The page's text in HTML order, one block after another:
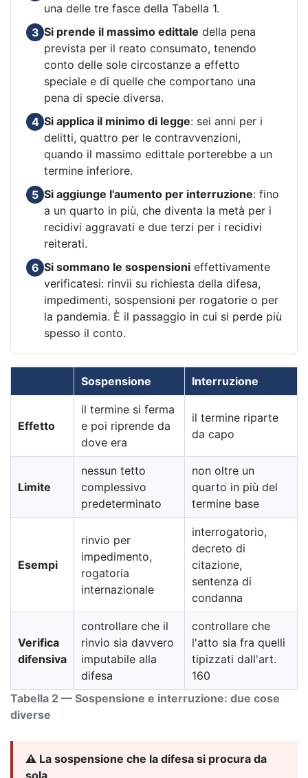
una delle tre fasce della Tabella 1.
3 Si prende il massimo edittale della pena
prevista per il reato consumato, tenendo
conto delle sole circostanze a effetto
speciale e di quelle che comportano una
pena di specie diversa.
4 Si applica il minimo di legge: sei anni per i
delitti, quattro per le contravvenzioni,
quando il massimo edittale porterebbe a un
termine inferiore.
5 Si aggiunge l'aumento per interruzione: fino
a un quarto in più, che diventa la metà per i
recidivi aggravati e due terzi per i recidivi
reiterati.
6 Si sommano le sospensioni effettivamente
verificatesi: rinvii su richiesta della difesa,
impedimenti, sospensioni per rogatorie o per
la pandemia. È il passaggio in cui si perde più
spesso il conto.
Tabella 2 — Sospensione e interruzione: due cose
diverse
Sospensione Interruzione
Effetto
il termine si ferma
e poi riprende da
dove era
il termine riparte
da capo
Limite
nessun tetto
complessivo
predeterminato
non oltre un
quarto in più del
termine base
Esempi
rinvio per
impedimento,
rogatoria
internazionale
interrogatorio,
decreto di
citazione,
sentenza di
condanna
Verifica
difensiva
controllare che il
rinvio sia davvero
imputabile alla
difesa
controllare che
l'atto sia fra quelli
tipizzati dall'art.
160
⚠️ La sospensione che la difesa si procura da
sola